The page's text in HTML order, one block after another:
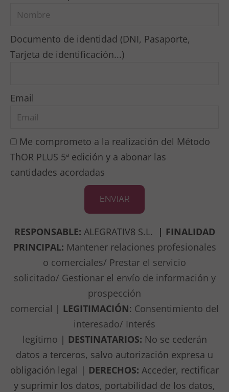
Documento de identidad (DNI, Pasaporte,
Tarjeta de identificación...)
Email
Me comprometo a la realización del Método
ThOR PLUS 5ª edición y a abonar las
cantidades acordadas
ENVIAR
RESPONSABLE: ALEGRATIV8 S.L. | FINALIDAD
PRINCIPAL: Mantener relaciones profesionales
o comerciales/ Prestar el servicio
solicitado/ Gestionar el envío de información y
prospección
comercial | LEGITIMACIÓN: Consentimiento del
interesado/ Interés
legítimo | DESTINATARIOS: No se cederán
datos a terceros, salvo autorización expresa u
obligación legal | DERECHOS: Acceder, rectificar
y suprimir los datos, portabilidad de los datos,